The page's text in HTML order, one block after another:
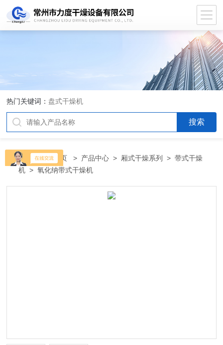
热门关键词： 盘式干燥机
当前位置：首页 > 产品中心 > 厢式干燥系列 >带式干燥
机 > 氧化纳带式干燥机